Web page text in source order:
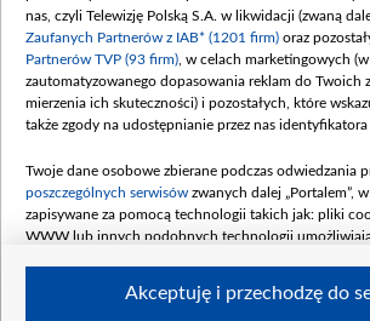
Data podpisania umowy: GRUDZIEŃ
(wpłata grudzień 60,548 mln)
Dofinansowanie 900 000 000,00 PLN
Data podpisania umowy: LUTY 2026
kwiecień 180 mln, 7 maja 180 mln, 8
czerwca 90 mln)
Dofinansowanie 250 000 000,00 PLN
4 sierpnia 250 mln
nas, czyli Telewizję Polską S.A. w likwidacji (zwaną
Zaufanych Partnerów z IAB* (1201 firm) oraz
Partnerów TVP (93 firm) , w celach marketingowych
zautomatyzowanego dopasowania reklam do Twoich
mierzenia ich skuteczności) i pozostałych, które
także zgody na udostępnianie przez nas
Twoje dane osobowe zbierane podczas odwiedzania
poszczególnych serwisów zwanych dalej „Portalem”,
zapisywane za pomocą technologii takich jak: pliki
WWW lub innych podobnych technologii
Akceptuję i przechodzę do